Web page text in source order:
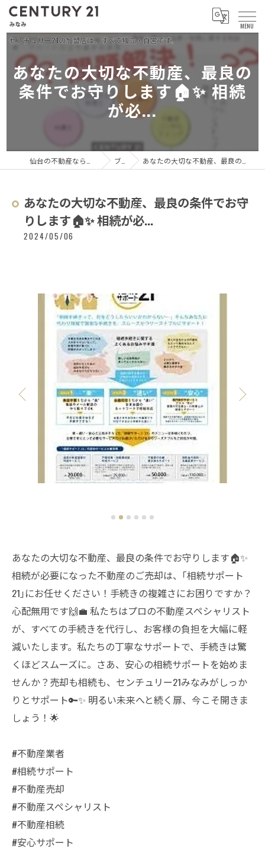
あなたの大切な不動産、最良の
条件でお守りします🏠✨ 相続
が必...
ブログ あなたの大切な不動産、最良の条件でお守りします🏠✨ 相続が必...
あなたの大切な不動産、最良の条件でお守
りします🏠✨ 相続が必...
2024/05/06
あなたの大切な不動産、最良の条件でお守りします🏠✨
相続が必要になった不動産のご売却は、｢相続サポート
21｣にお任せください！手続きの複雑さにお困りですか？
心配無用です🙌💼 私たちはプロの不動産スペシャリスト
が、すべての手続きを代行し、お客様の負担を大幅に軽
減いたします。私たちの丁寧なサポートで、手続きは驚
くほどスムーズに。さあ、安心の相続サポートを始めま
せんか？売却も相続も、センチュリー21みなみがしっか
りとサポート🔑✨ 明るい未来へと続く扉、今こそ開きま
しょう！🌟
#不動産業者
#相続サポート
#不動産売却
#不動産スペシャリスト
#不動産相続
#安心サポート